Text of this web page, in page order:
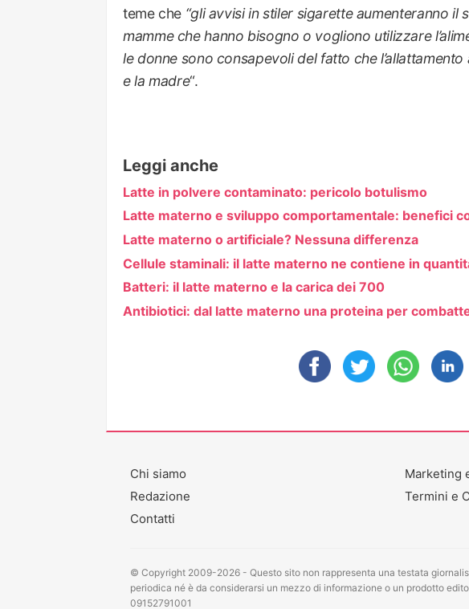
teme che “gli avvisi in stiler sigarette aumenteranno
mamme che hanno bisogno o vogliono utilizzare
le donne sono consapevoli del fatto che
e la madre“.
Leggi anche
Latte in polvere contaminato: pericolo botulismo
Latte materno e sviluppo comportamentale: benefici
Latte materno o artificiale? Nessuna differenza
Cellule staminali: il latte materno ne contiene in
Batteri: il latte materno e la carica dei 700
Antibiotici: dal latte materno una proteina per
Chi siamo
Redazione
Contatti
Marketing
Termini e
© Copyright 2009-2026 - Questo sito non rappresenta una testata
periodica né è da considerarsi un mezzo di informazione o un prodotto
09152791001